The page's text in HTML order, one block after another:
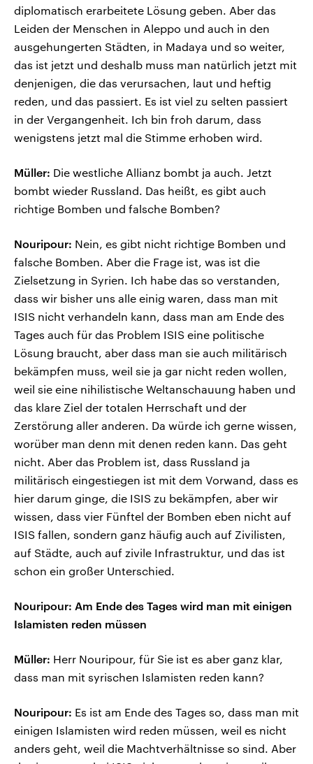
diplomatisch erarbeitete Lösung geben. Aber das
Leiden der Menschen in Aleppo und auch in den
ausgehungerten Städten, in Madaya und so weiter,
das ist jetzt und deshalb muss man natürlich jetzt mit
denjenigen, die das verursachen, laut und heftig
reden, und das passiert. Es ist viel zu selten passiert
in der Vergangenheit. Ich bin froh darum, dass
wenigstens jetzt mal die Stimme erhoben wird.
Müller: Die westliche Allianz bombt ja auch. Jetzt
bombt wieder Russland. Das heißt, es gibt auch
richtige Bomben und falsche Bomben?
Nouripour: Nein, es gibt nicht richtige Bomben und
falsche Bomben. Aber die Frage ist, was ist die
Zielsetzung in Syrien. Ich habe das so verstanden,
dass wir bisher uns alle einig waren, dass man mit
ISIS nicht verhandeln kann, dass man am Ende des
Tages auch für das Problem ISIS eine politische
Lösung braucht, aber dass man sie auch militärisch
bekämpfen muss, weil sie ja gar nicht reden wollen,
weil sie eine nihilistische Weltanschauung haben und
das klare Ziel der totalen Herrschaft und der
Zerstörung aller anderen. Da würde ich gerne wissen,
worüber man denn mit denen reden kann. Das geht
nicht. Aber das Problem ist, dass Russland ja
militärisch eingestiegen ist mit dem Vorwand, dass es
hier darum ginge, die ISIS zu bekämpfen, aber wir
wissen, dass vier Fünftel der Bomben eben nicht auf
ISIS fallen, sondern ganz häufig auch auf Zivilisten,
auf Städte, auch auf zivile Infrastruktur, und das ist
schon ein großer Unterschied.
Nouripour: Am Ende des Tages wird man mit einigen
Islamisten reden müssen
Müller: Herr Nouripour, für Sie ist es aber ganz klar,
dass man mit syrischen Islamisten reden kann?
Nouripour: Es ist am Ende des Tages so, dass man mit
einigen Islamisten wird reden müssen, weil es nicht
anders geht, weil die Machtverhältnisse so sind. Aber